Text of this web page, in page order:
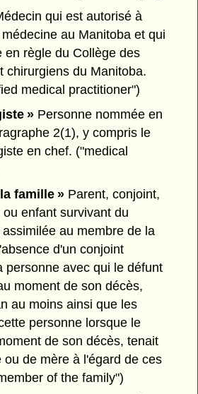
qui est autorisé à
au Manitoba et qui
en règle du Collège des
chirurgiens du Manitoba.
medical practitioner")
»Personne nommée en
2(1), y compris le
en chef. ("medical
famille »Parent, conjoint,
enfant survivant du
au membre de la
d'un conjoint
personne avec qui le défunt
moment de son décès,
au moins ainsi que les
personne lorsque le
de son décès, tenait
ou de mère à l'égard de ces
of the family")